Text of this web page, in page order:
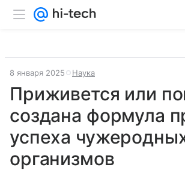
8 января 2025 Наука
Приживется или
создана формула
успеха
организмов